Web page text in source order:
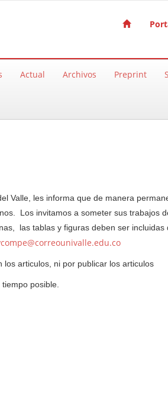
Actual Archivos Preprint
Valle, les informa que de manera
Los invitamos a someter sus trabajos
las tablas y figuras deben ser incluidas
articulos, ni por publicar los articulos
posible.